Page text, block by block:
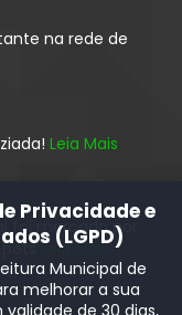
na rede de
Leia Mais
foi marcado por
petsLeia Mais
Privacidade e
(LGPD)
Municipal de
melhorar a sua
de 30 dias,